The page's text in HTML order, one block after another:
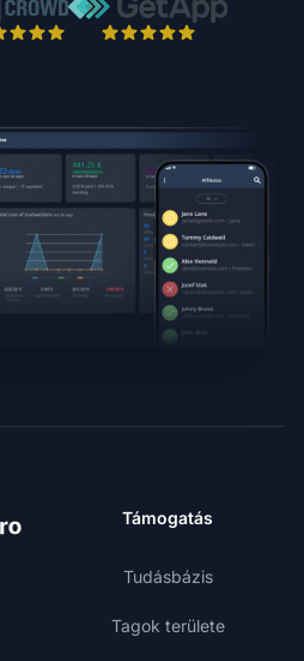
Támogatás
Tudásbázis
Tagok területe